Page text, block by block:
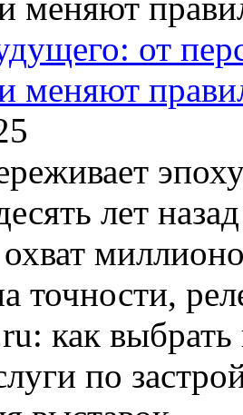
от
меняют
лет
точности,